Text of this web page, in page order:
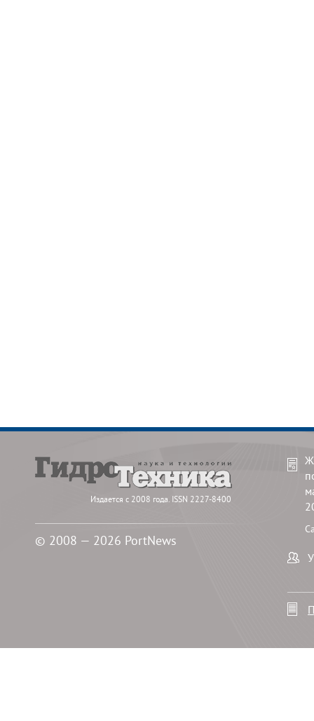
Издается с 2008 года. ISSN 2227-8400
© 2008 — 2026 PortNews